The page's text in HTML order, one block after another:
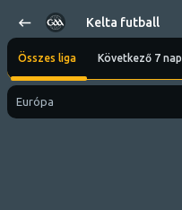
Kelta futball
Összes liga Következő 7 nap
Európa